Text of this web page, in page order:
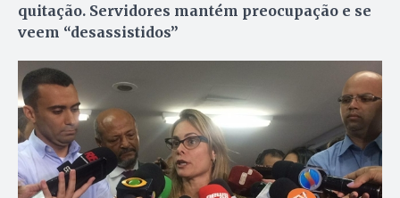
quitação. Servidores mantém preocupação e se
veem “desassistidos”